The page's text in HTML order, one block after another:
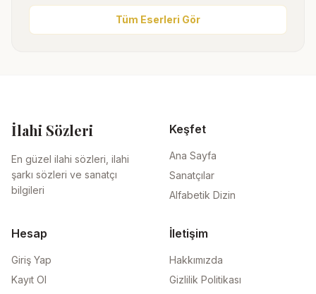
Tüm Eserleri Gör
İlahi Sözleri
En güzel ilahi sözleri, ilahi
şarkı sözleri ve sanatçı
bilgileri
Keşfet
Ana Sayfa
Sanatçılar
Alfabetik Dizin
Hesap
Giriş Yap
Kayıt Ol
İletişim
Hakkımızda
Gizlilik Politikası